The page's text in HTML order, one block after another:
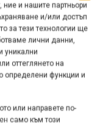
и нашите партньори
и/или достъп
за тези технологии ще
лични данни,
уникални
оттеглянето на
определени функции и
или направете по-
само към този
спечели Светозар
от 1:31.03
1:33.36).